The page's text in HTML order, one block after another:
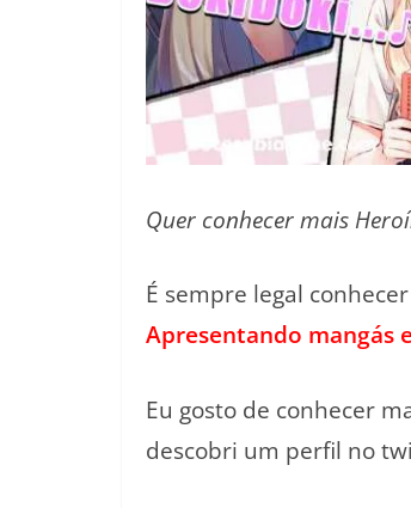
Quer conhecer mais
É sempre legal
Apresentando mangás
Eu gosto de conhecer
descobri um perfil no